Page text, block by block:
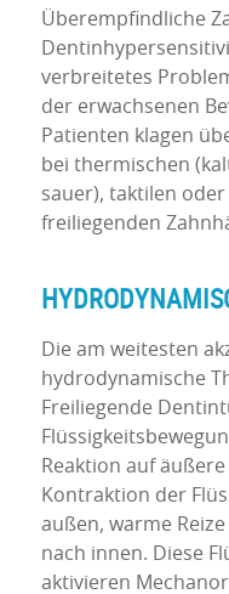
Überempfindliche
verbreitetes
der erwachsenen
Patienten klagen
bei thermischen
sauer), taktilen
freiliegenden
Die am weitesten
hydrodynamische
Freiliegende
Reaktion auf
Kontraktion der
außen, warme
nach innen. Diese
aktivieren